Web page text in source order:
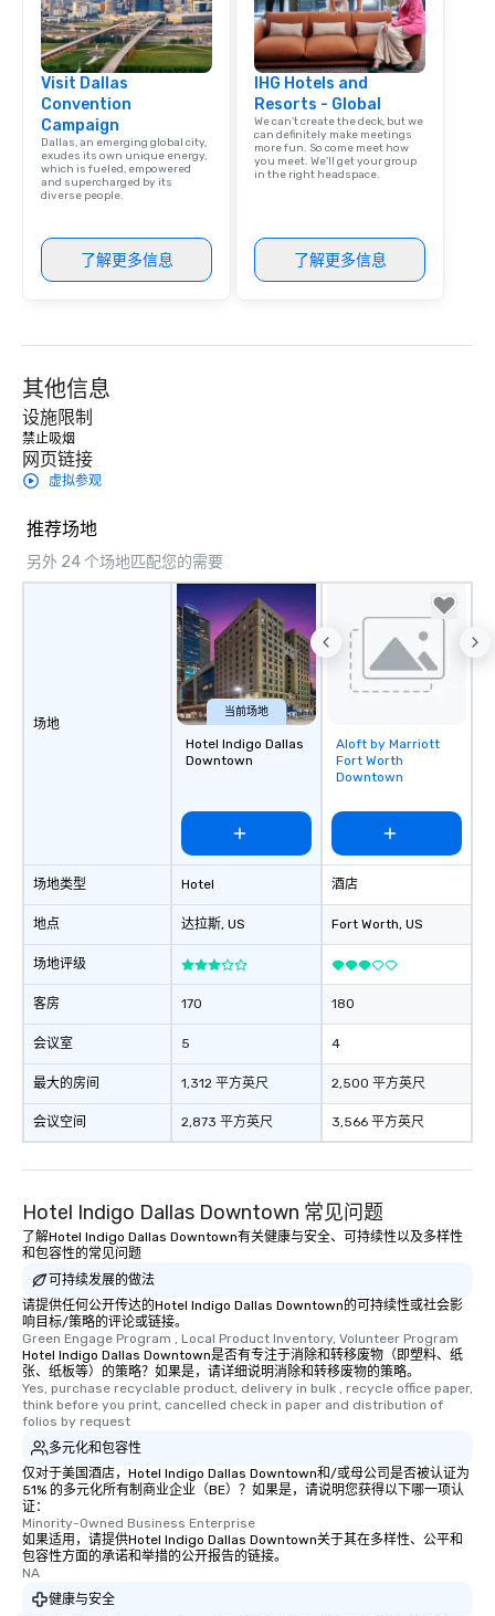
Visit Dallas
Convention
Campaign
Dallas, an emerging global city,
exudes its own unique energy,
which is fueled, empowered
and supercharged by its
diverse people.
了解更多信息
IHG Hotels and
Resorts - Global
We can't create the deck, but we
can definitely make meetings
more fun. So come meet how
you meet. We'll get your group
in the right headspace.
了解更多信息
其他信息
设施限制
禁止吸烟
网页链接
虚拟参观
推荐场地
另外 24 个场地匹配您的需要
场地
场地类型
地点
场地评级
客房
会议室
最大的房间
会议空间
当前场地
Hotel Indigo Dallas
Downtown
Hotel
达拉斯, US
170
5
1,312 平方英尺
2,873 平方英尺
Removed from
favorites
Aloft by Marriott
Fort Worth
Downtown
酒店
Fort Worth, US
180
4
2,500 平方英尺
3,566 平方英尺
Hotel Indigo Dallas Downtown 常见问题
了解Hotel Indigo Dallas Downtown有关健康与安全、可持续性以及多样性
和包容性的常见问题
可持续发展的做法
请提供任何公开传达的Hotel Indigo Dallas Downtown的可持续性或社会影
响目标/策略的评论或链接。
Green Engage Program , Local Product Inventory, Volunteer Program
Hotel Indigo Dallas Downtown是否有专注于消除和转移废物（即塑料、纸
张、纸板等）的策略？如果是，请详细说明消除和转移废物的策略。
Yes, purchase recyclable product, delivery in bulk , recycle office paper,
think before you print, cancelled check in paper and distribution of
folios by request
多元化和包容性
仅对于美国酒店，Hotel Indigo Dallas Downtown和/或母公司是否被认证为
51% 的多元化所有制商业企业（BE）？如果是，请说明您获得以下哪一项认
证：
Minority-Owned Business Enterprise
如果适用，请提供Hotel Indigo Dallas Downtown关于其在多样性、公平和
包容性方面的承诺和举措的公开报告的链接。
NA
健康与安全